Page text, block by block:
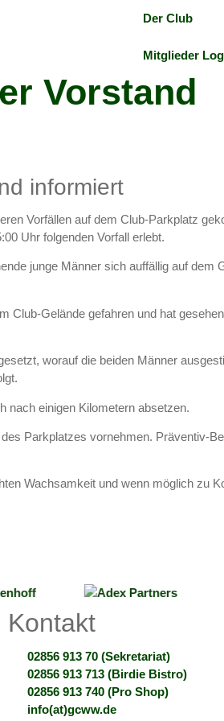
Der Club
Mitglieder
Vorstand
informiert
Vorfällen auf dem Club-Parkplatz
Uhr folgenden Vorfall erlebt.
junge Männer sich auffällig auf
Club-Gelände gefahren und hat
worauf die beiden Männer
nach einigen Kilometern absetzen.
Parkplatzes vornehmen. Präventiv-
Wachsamkeit und wenn möglich zu
Kontakt
02856 913 70 (Sekretariat)
02856 913 713 (Birdie Bistro)
02856 913 740 (Pro Shop)
info(at)gcww.de